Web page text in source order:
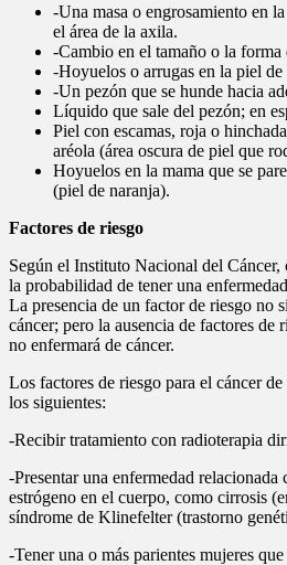
-Una masa o engrosamiento en
el área de la axila.
-Cambio en el tamaño o la forma
-Hoyuelos o arrugas en la piel de
-Un pezón que se hunde hacia
Líquido que sale del pezón; en
Piel con escamas, roja o
aréola (área oscura de piel que
Hoyuelos en la mama que se
(piel de naranja).
Factores de riesgo
Según el Instituto Nacional del Cáncer,
la probabilidad de tener una
La presencia de un factor de riesgo no
cáncer; pero la ausencia de factores de
no enfermará de cáncer.
Los factores de riesgo para el cáncer
los siguientes:
-Recibir tratamiento con radioterapia
-Presentar una enfermedad relacionada
estrógeno en el cuerpo, como cirrosis
síndrome de Klinefelter (trastorno
-Tener una o más parientes mujeres